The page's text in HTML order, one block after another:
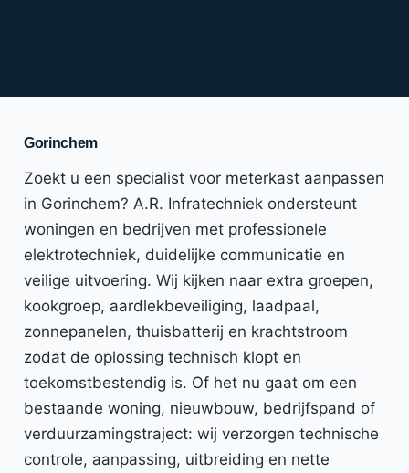
Gorinchem
Zoekt u een specialist voor meterkast aanpassen
in Gorinchem? A.R. Infratechniek ondersteunt
woningen en bedrijven met professionele
elektrotechniek, duidelijke communicatie en
veilige uitvoering. Wij kijken naar extra groepen,
kookgroep, aardlekbeveiliging, laadpaal,
zonnepanelen, thuisbatterij en krachtstroom
zodat de oplossing technisch klopt en
toekomstbestendig is. Of het nu gaat om een
bestaande woning, nieuwbouw, bedrijfspand of
verduurzamingstraject: wij verzorgen technische
controle, aanpassing, uitbreiding en nette